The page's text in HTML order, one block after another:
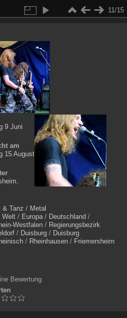
11/15
9 Juni
am
15 August
,
& Tanz / Metal
Welt/ Europa/ Deutschland /
Westfalen/ Regierungsbezirk
/ Duisburg/ Duisburg
/ Rheinhausen/ Friemersheim
Bewertung